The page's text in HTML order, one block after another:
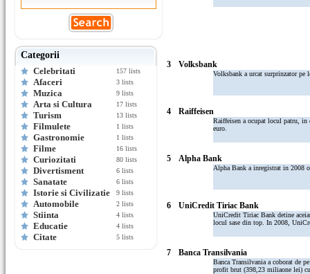
Categorii
Celebritati
157 lists
Afaceri 3 lists
Muzica 9 lists
Arta si Cultura 17 lists
Turism 13 lists
Filmulete 1 lists
Gastronomie 1 lists
Filme 16 lists
Curiozitati 80 lists
Divertisment 6 lists
Sanatate 6 lists
Istorie si Civilizatie 9 lists
Automobile 2 lists
Stiinta 4 lists
Educatie 4 lists
Citate 5 lists
3 Volksbank
Volksbank a urcat surprinzator
4 Raiffeisen
Raiffeisen a ocupat locul patru,
euro.
5 Alpha Bank
Alpha Bank a inregistrat in 2008
6 UniCredit Tiriac Bank
UniCredit Tiriac Bank detine
locul sase din top. In 2008,
7 Banca Transilvania
Banca Transilvania a coborat de
profit brut (398,23 miliaone lei)